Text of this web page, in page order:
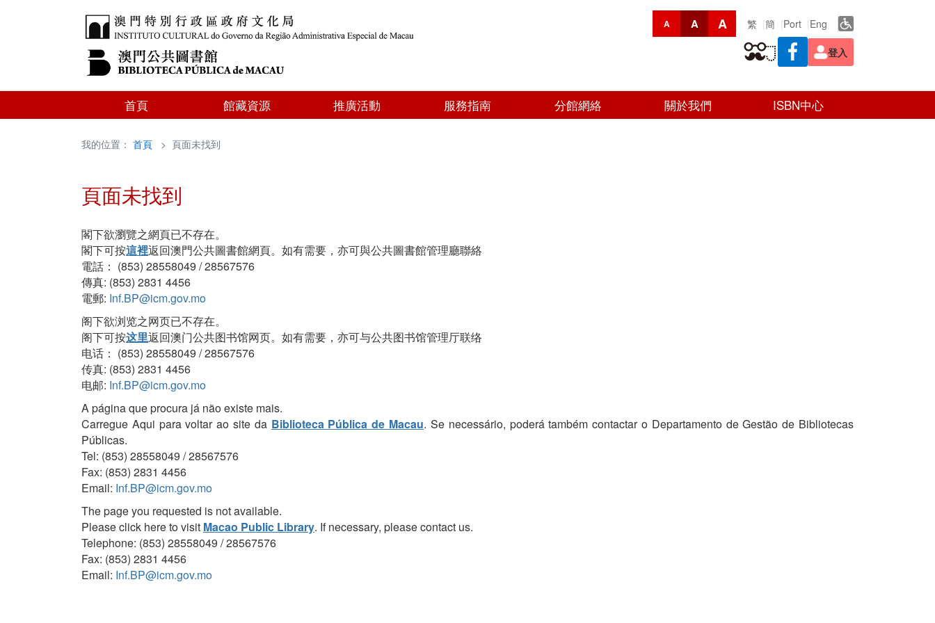
A A A 繁 簡 Port Eng
登入
首頁 館藏資源 推廣活動 服務指南 分館網絡 關於我們 ISBN中心
我的位置： 首頁 > 頁面未找到
頁面未找到
閣下欲瀏覽之網頁已不存在。
閣下可按這裡返回澳門公共圖書館網頁。如有需要，亦可與公共圖書館管理廳聯絡
電話： (853) 28558049 / 28567576
傳真: (853) 2831 4456
電郵: Inf.BP@icm.gov.mo
阁下欲浏览之网页已不存在。
阁下可按这里返回澳门公共图书馆网页。如有需要，亦可与公共图书馆管理厅联络
电话： (853) 28558049 / 28567576
传真: (853) 2831 4456
电邮: Inf.BP@icm.gov.mo
A página que procura já não existe mais.
Carregue Aqui para voltar ao site da Biblioteca Pública de Macau. Se necessário, poderá também contactar o Departamento de Gestão de Bibliotecas
Públicas.
Tel: (853) 28558049 / 28567576
Fax: (853) 2831 4456
Email: Inf.BP@icm.gov.mo
The page you requested is not available.
Please click here to visit Macao Public Library. If necessary, please contact us.
Telephone: (853) 28558049 / 28567576
Fax: (853) 2831 4456
Email: Inf.BP@icm.gov.mo